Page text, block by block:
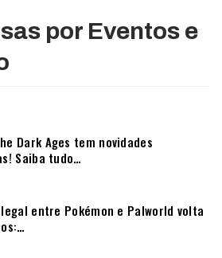
por Eventos e
Dark Ages tem novidades
Saiba tudo…
entre Pokémon e Palworld volta